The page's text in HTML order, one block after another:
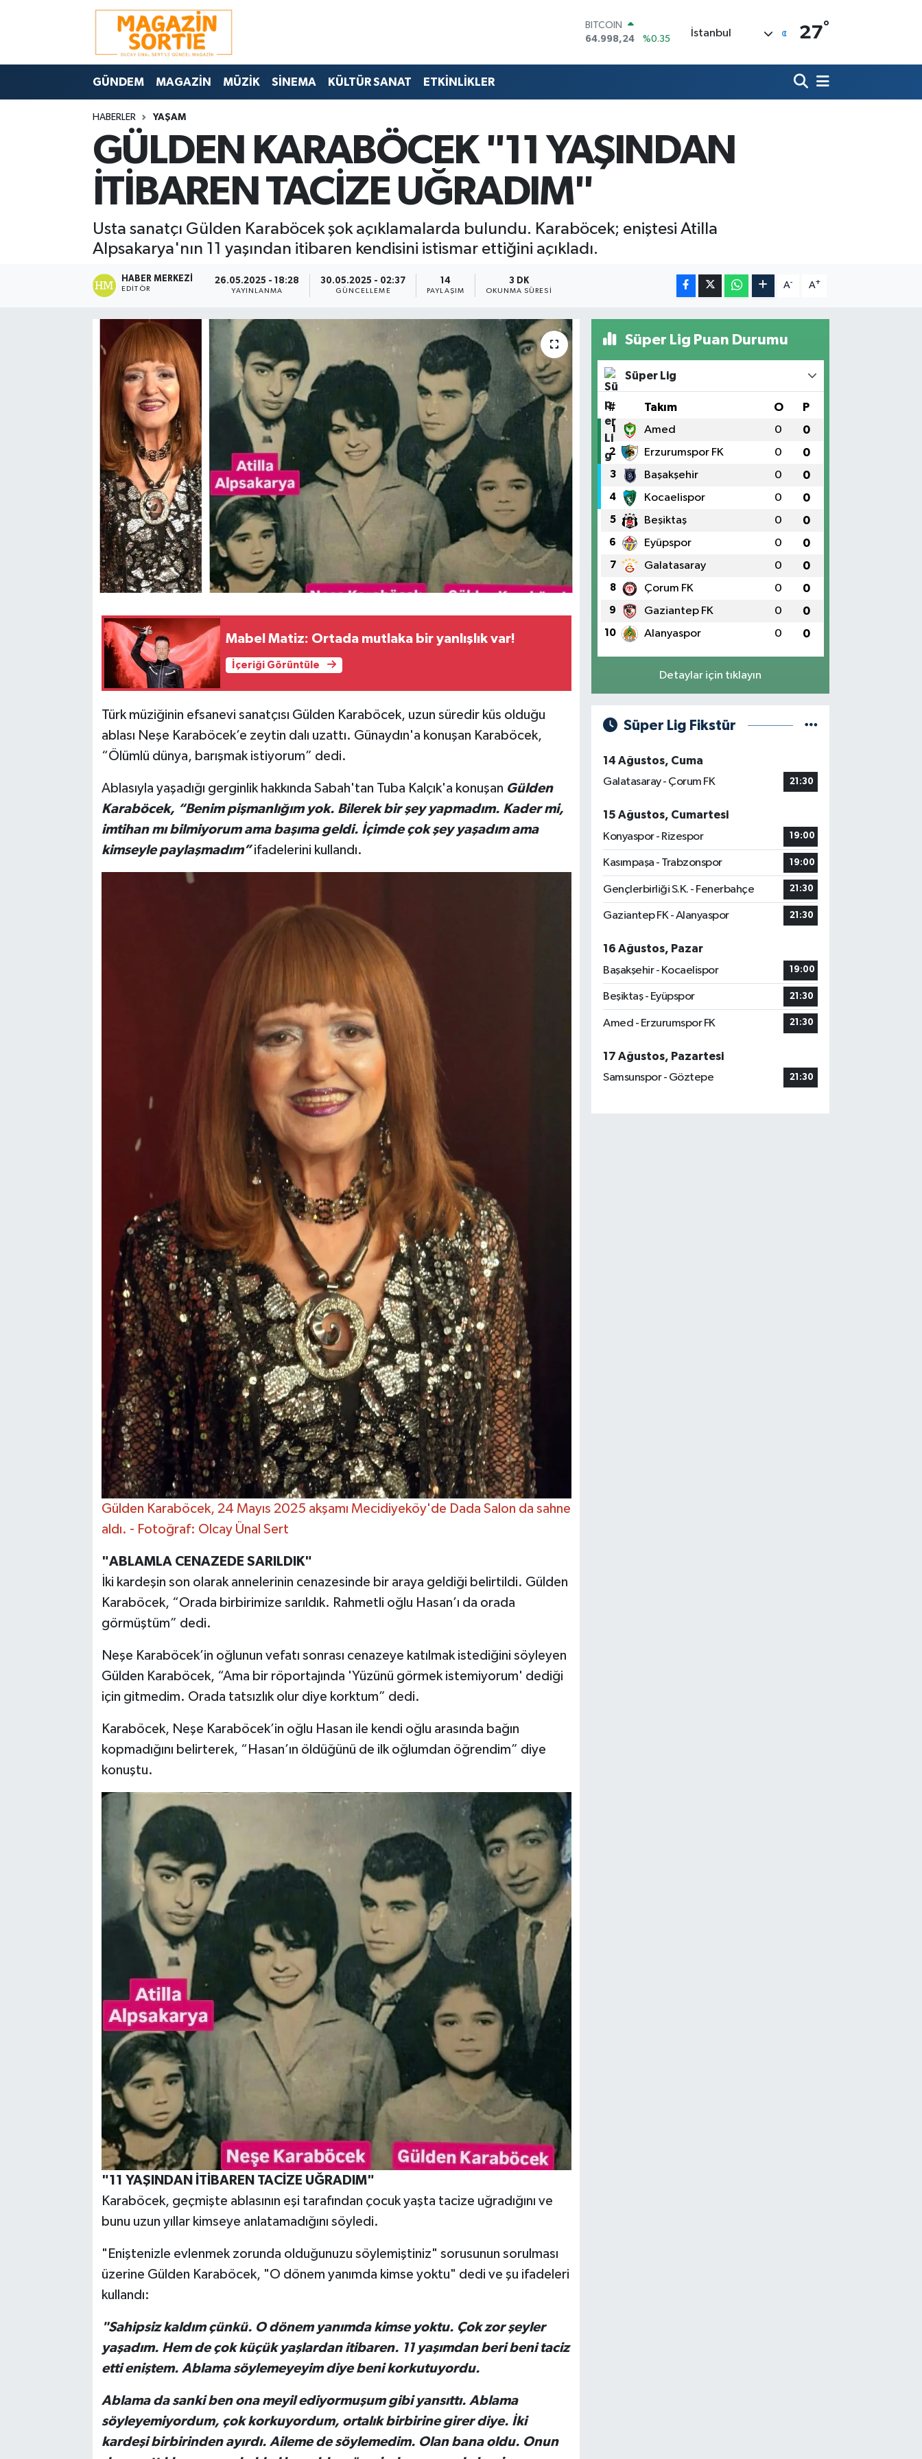
DOLAR
47,7436
%0.18
55,2510
%0.32
BİST100
13.779
%-14
BITCOIN
64.998,24
İstanbul 27°
GÜNDEM MAGAZİN MÜZİK SİNEMA KÜLTÜR SANAT ETKİNLİKLER
HABERLER YAŞAM
GÜLDEN KARABÖCEK "11 YAŞINDAN
İTİBAREN TACİZE UĞRADIM"
Usta sanatçı Gülden Karaböcek şok açıklamalarda bulundu. Karaböcek; eniştesi Atilla
Alpsakarya'nın 11 yaşından itibaren kendisini istismar ettiğini açıkladı.
HABER MERKEZI
EDITÖR
26.05.2025 - 18:28
YAYINLANMA
30.05.2025 - 02:37
GÜNCELLEME
14
PAYLAŞIM
3 DK
OKUNMA SÜRESI
A- A+
Mabel Matiz: Ortada mutlaka bir yanlışlık var!
İçeriği Görüntüle
Türk müziğinin efsanevi sanatçısı Gülden Karaböcek, uzun süredir küs olduğu
ablası Neşe Karaböcek’e zeytin dalı uzattı. Günaydın'a konuşan Karaböcek,
“Ölümlü dünya, barışmak istiyorum” dedi.
Ablasıyla yaşadığı gerginlik hakkında Sabah'tan Tuba Kalçık'a konuşan Gülden
Karaböcek, “Benim pişmanlığım yok. Bilerek bir şey yapmadım. Kader mi,
imtihan mı bilmiyorum ama başıma geldi. İçimde çok şey yaşadım ama
kimseyle paylaşmadım”ifadelerini kullandı.
Gülden Karaböcek, 24 Mayıs 2025 akşamı Mecidiyeköy'de Dada Salon da sahne
aldı. - Fotoğraf: Olcay Ünal Sert
"ABLAMLA CENAZEDE SARILDIK"
İki kardeşin son olarak annelerinin cenazesinde bir araya geldiği belirtildi. Gülden
Karaböcek, “Orada birbirimize sarıldık. Rahmetli oğlu Hasan’ı da orada
görmüştüm” dedi.
Neşe Karaböcek’in oğlunun vefatı sonrası cenazeye katılmak istediğini söyleyen
Gülden Karaböcek, “Ama bir röportajında 'Yüzünü görmek istemiyorum' dediği
için gitmedim. Orada tatsızlık olur diye korktum” dedi.
Karaböcek, Neşe Karaböcek’in oğlu Hasan ile kendi oğlu arasında bağın
kopmadığını belirterek, “Hasan’ın öldüğünü de ilk oğlumdan öğrendim” diye
konuştu.
"11 YAŞINDAN İTİBAREN TACİZE UĞRADIM"
Karaböcek, geçmişte ablasının eşi tarafından çocuk yaşta tacize uğradığını ve
bunu uzun yıllar kimseye anlatamadığını söyledi.
"Eniştenizle evlenmek zorunda olduğunuzu söylemiştiniz" sorusunun sorulması
üzerine Gülden Karaböcek, "O dönem yanımda kimse yoktu" dedi ve şu ifadeleri
kullandı:
"Sahipsiz kaldım çünkü. O dönem yanımda kimse yoktu. Çok zor şeyler
yaşadım. Hem de çok küçük yaşlardan itibaren. 11 yaşımdan beri beni taciz
etti eniştem. Ablama söylemeyeyim diye beni korkutuyordu.
Ablama da sanki ben ona meyil ediyormuşum gibi yansıttı. Ablama
söyleyemiyordum, çok korkuyordum, ortalık birbirine girer diye. İki
kardeşi birbirinden ayırdı. Aileme de söylemedim. Olan bana oldu. Onun
Süper Lig Puan Durumu
Süper Lig
# Takım O P
1 Amed 0 0
2 Erzurumspor FK 0 0
3 Başakşehir 0 0
4 Kocaelispor 0 0
5 Beşiktaş 0 0
6 Eyüpspor 0 0
7 Galatasaray 0 0
8 Çorum FK 0 0
9 Gaziantep FK 0 0
10 Alanyaspor 0 0
Detaylar için tıklayın
Süper Lig Fikstür
14 Ağustos, Cuma
Galatasaray - Çorum FK
21:30
15 Ağustos, Cumartesi
Konyaspor - Rizespor
19:00
Kasımpaşa - Trabzonspor 19:00
Gençlerbirliği S.K. - Fenerbahçe 21:30
Gaziantep FK - Alanyaspor 21:30
16 Ağustos, Pazar
Başakşehir - Kocaelispor
19:00
Beşiktaş - Eyüpspor 21:30
Amed - Erzurumspor FK 21:30
17 Ağustos, Pazartesi
Samsunspor - Göztepe
21:30
Nöbetçi Eczaneler
Hava Durumu
Trafik Durumu
Süper Lig Puan Durumu ve Fikstür
Son Dakika Haberleri